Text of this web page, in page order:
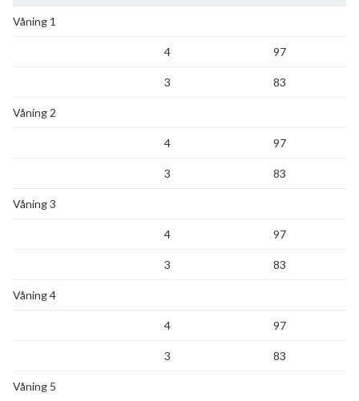
Våning 1
4 97
3 83
Våning 2
4 97
3 83
Våning 3
4 97
3 83
Våning 4
4 97
3 83
Våning 5